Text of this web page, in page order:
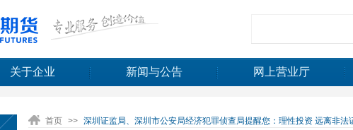
关于企业 新闻与公告 网上营业厅
首页 >> 深圳证监局、深圳市公安局经济犯罪侦查局提醒您：理性投资 远离非法